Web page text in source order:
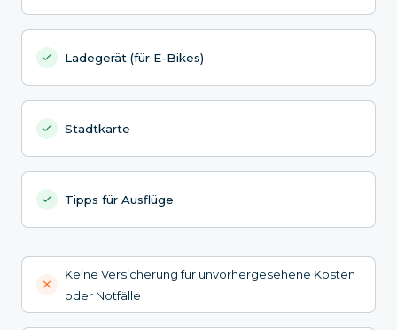
Ladegerät (für E-Bikes)
Stadtkarte
Tipps für Ausflüge
Keine Versicherung für unvorhergesehene Kosten
oder Notfälle